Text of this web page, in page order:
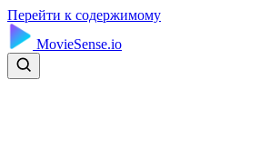
Перейти к содержимому
MovieSense.io